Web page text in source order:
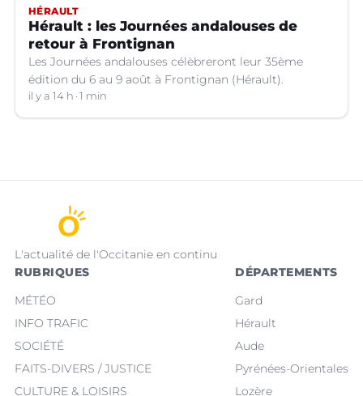
HÉRAULT
Hérault : les Journées andalouses de
retour à Frontignan
Les Journées andalouses célèbreront leur 35ème
édition du 6 au 9 août à Frontignan (Hérault).
il y a 14 h 1 min
L'actualité de l'Occitanie en continu
RUBRIQUES
MÉTÉO
INFO TRAFIC
SOCIÉTÉ
FAITS-DIVERS / JUSTICE
CULTURE & LOISIRS
DÉPARTEMENTS
Gard
Hérault
Aude
Pyrénées-Orientales
Lozère